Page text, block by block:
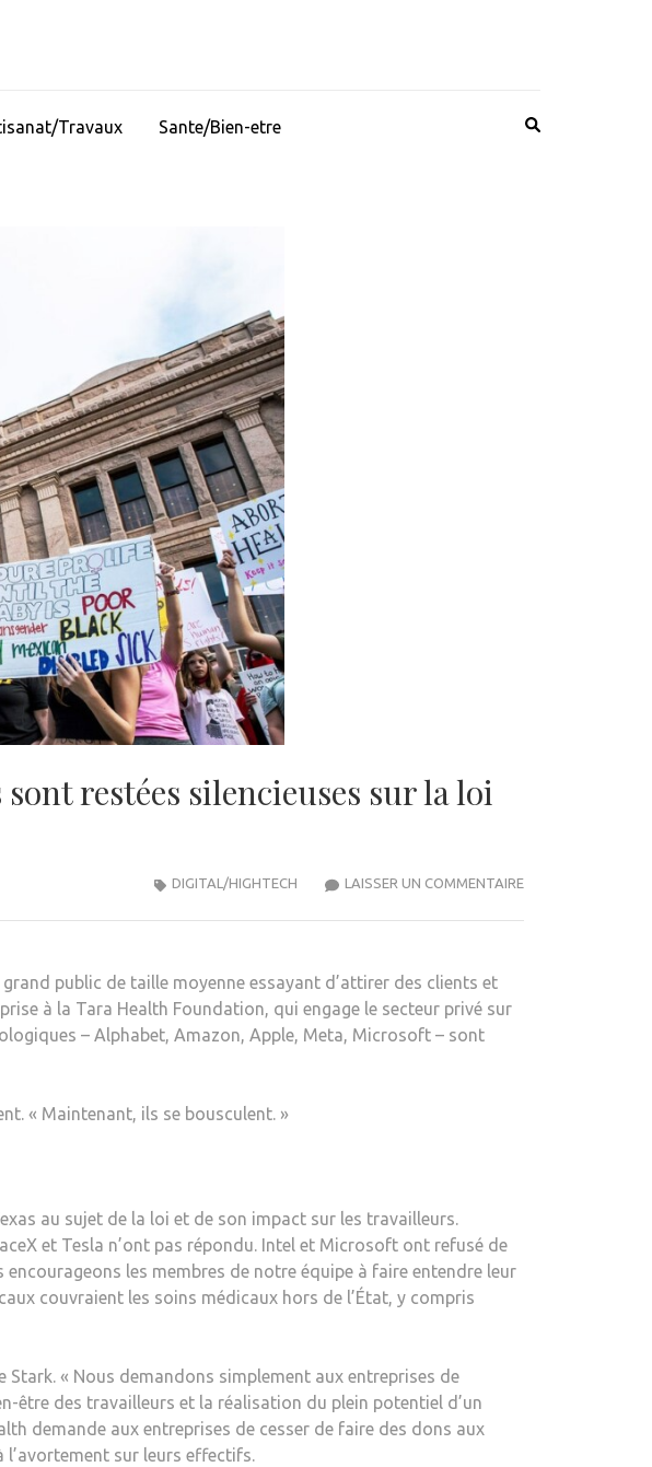
Travaux Sante/Bien-etre
restées silencieuses sur la loi
LAISSER UN COMMENTAIREPOURQUOI
DIGITAL/HIGHTECH
public de taille moyenne essayant d’attirer des clients et
à la Tara Health Foundation, qui engage le secteur privé sur
– Alphabet, Amazon, Apple, Meta, Microsoft – sont
« Maintenant, ils se bousculent. »
au sujet de la loi et de son impact sur les travailleurs.
et Tesla n’ont pas répondu. Intel et Microsoft ont refusé de
les membres de notre équipe à faire entendre leur
couvraient les soins médicaux hors de l’État, y compris
« Nous demandons simplement aux entreprises de
être des travailleurs et la réalisation du plein potentiel d’un
demande aux entreprises de cesser de faire des dons aux
sur leurs effectifs.